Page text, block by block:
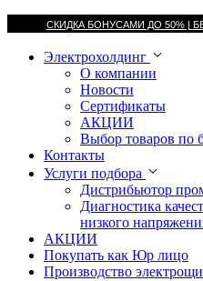
СКИДКА БОНУСАМИ ДО 50% |
Электрохолдинг
О компании
Новости
Сертификаты
АКЦИИ
Выбор товаров по
Контакты
Услуги подбора
Дистрибьютор
Диагностика
низкого
АКЦИИ
Покупать как Юр лицо
Производство